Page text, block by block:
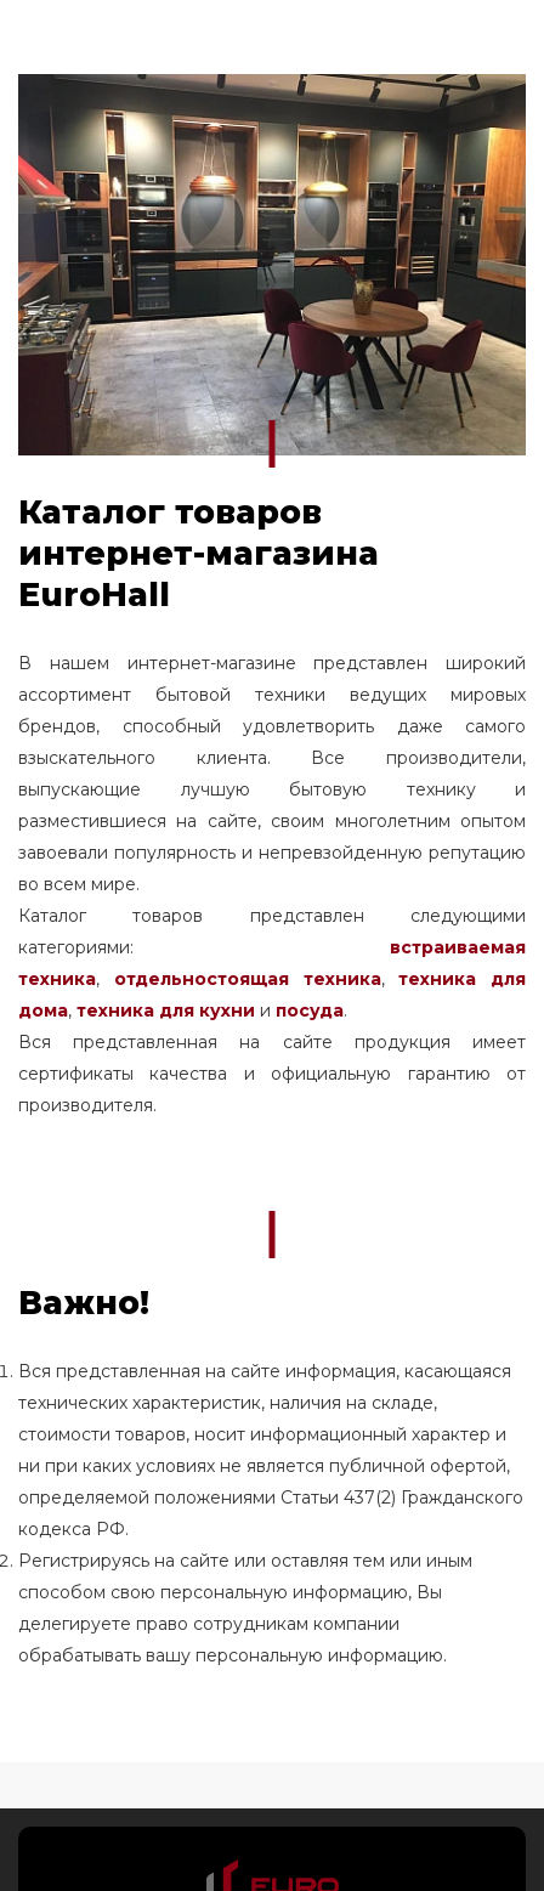
Каталог товаров
интернет-магазина
EuroHall
В нашем интернет-магазине представлен широкий
ассортимент бытовой техники ведущих мировых
брендов, способный удовлетворить даже самого
взыскательного клиента. Все производители,
выпускающие лучшую бытовую технику и
разместившиеся на сайте, своим многолетним опытом
завоевали популярность и непревзойденную репутацию
во всем мире.
Каталог товаров представлен следующими
категориями: встраиваемая
техника, отдельностоящаятехника,
техника для
дома, техника для кухни и посуда.
Вся представленная на сайте продукция имеет
сертификаты качества и официальную гарантию от
производителя.
Важно!
Вся представленная на сайте информация, касающаяся
технических характеристик, наличия на складе,
стоимости товаров, носит информационный характер и
ни при каких условиях не является публичной офертой,
определяемой положениями Статьи 437(2) Гражданского
кодекса РФ.
Регистрируясь на сайте или оставляя тем или иным
способом свою персональную информацию, Вы
делегируете право сотрудникам компании
обрабатывать вашу персональную информацию.